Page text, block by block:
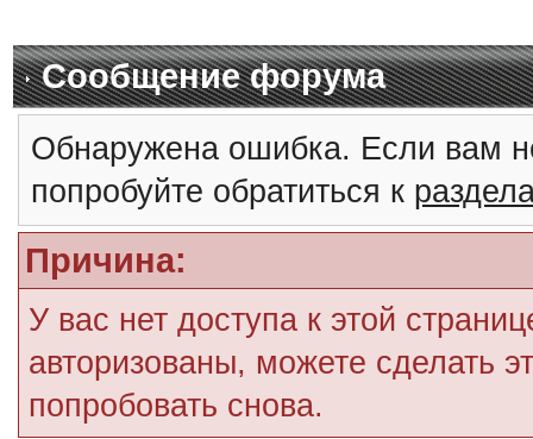
Сообщение форума
Обнаружена ошибка. Если вам
попробуйте обратиться к
Причина:
У вас нет доступа к этой
авторизованы, можете сделать
попробовать снова.